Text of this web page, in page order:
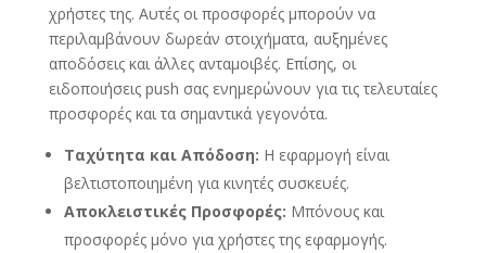
χρήστες της. Αυτές οι προσφορές μπορούν να
περιλαμβάνουν δωρεάν στοιχήματα, αυξημένες
αποδόσεις και άλλες ανταμοιβές. Επίσης, οι
ειδοποιήσεις push σας ενημερώνουν για τις τελευταίες
προσφορές και τα σημαντικά γεγονότα.
Ταχύτητα και Απόδοση: Η εφαρμογή είναι
βελτιστοποιημένη για κινητές συσκευές.
Αποκλειστικές Προσφορές: Μπόνους και
προσφορές μόνο για χρήστες της εφαρμογής.